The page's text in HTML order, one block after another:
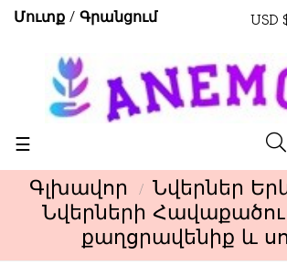
Մուտք Գրանցում USD
Toggle
☰
Գլխավոր
Նվերներ
Նվերների Հավաքածու
քաղցրավենիք և